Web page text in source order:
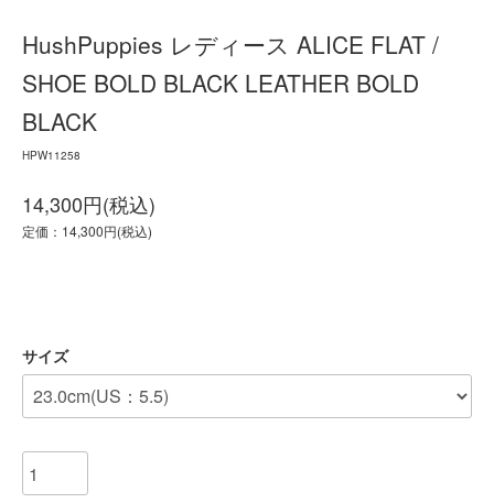
HushPuppies レディース ALICE FLAT /
SHOE BOLD BLACK LEATHER BOLD
BLACK
HPW11258
14,300円(税込)
定価：14,300円(税込)
サイズ